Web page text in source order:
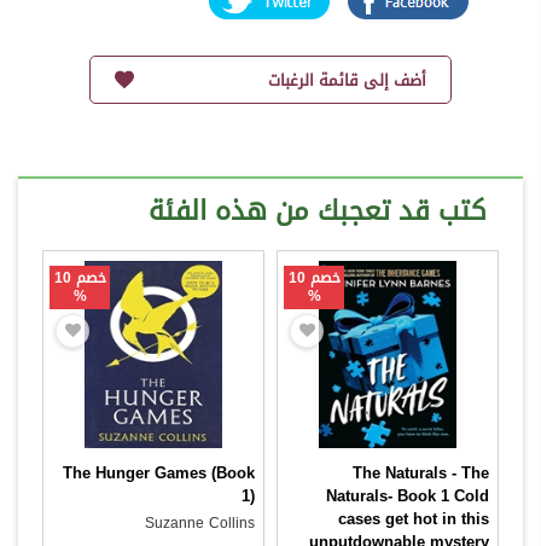
أضف إلى قائمة الرغبات
كتب قد تعجبك من هذه الفئة
خصم 10
%
The Naturals - The
Naturals- Book 1 Cold
cases get hot in this
خصم 10
%
The Hunger Games (Book
1)
Suzanne Collins